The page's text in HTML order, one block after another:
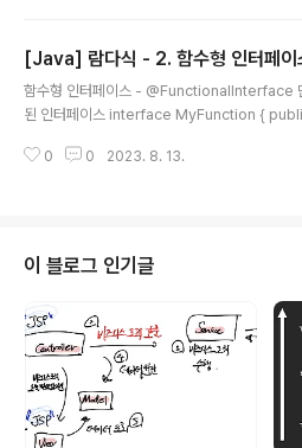
다룰 때 자세히 설명하도록 하겠습니다.우선적
이런 특징들이 있다 정도만 알아두어도 좋습니
만들기 위한 설계도인 클래스를 작성하고, 객체
는 것이 Java 언어가 가지는 큰 특징입니다. 2.
[Java] 람다식 - 2. 함수형 인터페이
함수형 인터페이스 - @FunctionalInterface
된 인터페이스 interface MyFunction {
return a > b ? a : b; } }; 위처럼 인터페이스에
0 0 2023. 8. 13.
이 블로그 인기글